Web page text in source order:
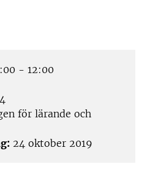
- 12:00
för lärande och
24 oktober 2019